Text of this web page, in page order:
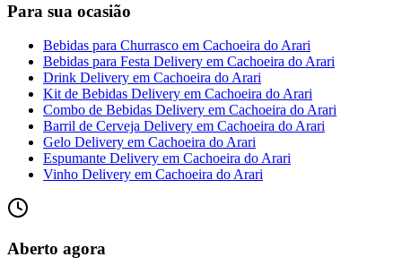
Para sua ocasião
Bebidas para Churrasco em Cachoeira do Arari
Bebidas para Festa Delivery em Cachoeira do Arari
Drink Delivery em Cachoeira do Arari
Kit de Bebidas Delivery em Cachoeira do Arari
Combo de Bebidas Delivery em Cachoeira do Arari
Barril de Cerveja Delivery em Cachoeira do Arari
Gelo Delivery em Cachoeira do Arari
Espumante Delivery em Cachoeira do Arari
Vinho Delivery em Cachoeira do Arari
Aberto agora